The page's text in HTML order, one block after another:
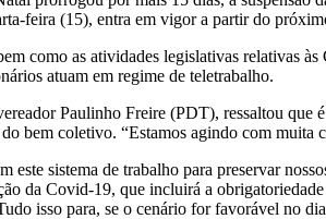
feira (15), entra em vigor a partir do
como as atividades legislativas relativas
atuam em regime de teletrabalho.
Paulinho Freire (PDT), ressaltou que
bem coletivo. “Estamos agindo com
este sistema de trabalho para preservar
da Covid-19, que incluirá a
isso para, se o cenário for favorável no